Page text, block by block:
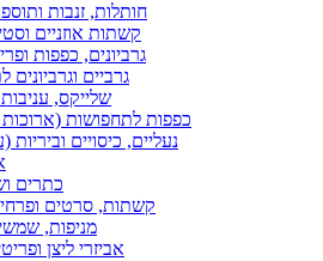
חותלות, זנבות
קשתות אוזניים
גרביונים, כפפות
גרביים
שלייקס, עניבות
כפפות לתחפושות
נעליים, כיסויים וביריות
כתרים
קשתות, סרטים
מניפות,
אביזרי ליצן